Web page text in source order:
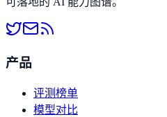
产品
评测榜单
模型对比